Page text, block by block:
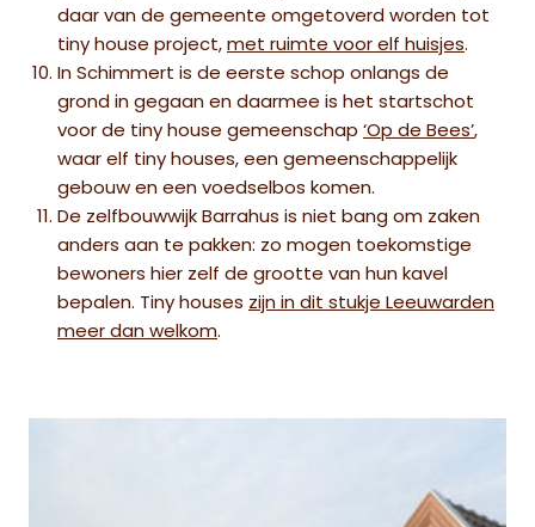
daar van de gemeente omgetoverd worden tot
tiny house project, met ruimte voor elf huisjes.
In Schimmert is de eerste schop onlangs de
grond in gegaan en daarmee is het startschot
voor de tiny house gemeenschap ‘Op de Bees’,
waar elf tiny houses, een gemeenschappelijk
gebouw en een voedselbos komen.
De zelfbouwwijk Barrahus is niet bang om zaken
anders aan te pakken: zo mogen toekomstige
bewoners hier zelf de grootte van hun kavel
bepalen. Tiny houses zijn in dit stukje Leeuwarden
meer dan welkom.